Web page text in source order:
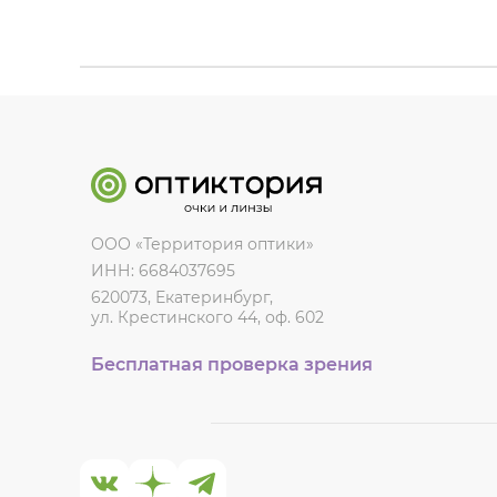
ООО «Территория оптики»
ИНН: 6684037695
620073, Екатеринбург,
ул. Крестинского 44, оф. 602
Бесплатная проверка зрения